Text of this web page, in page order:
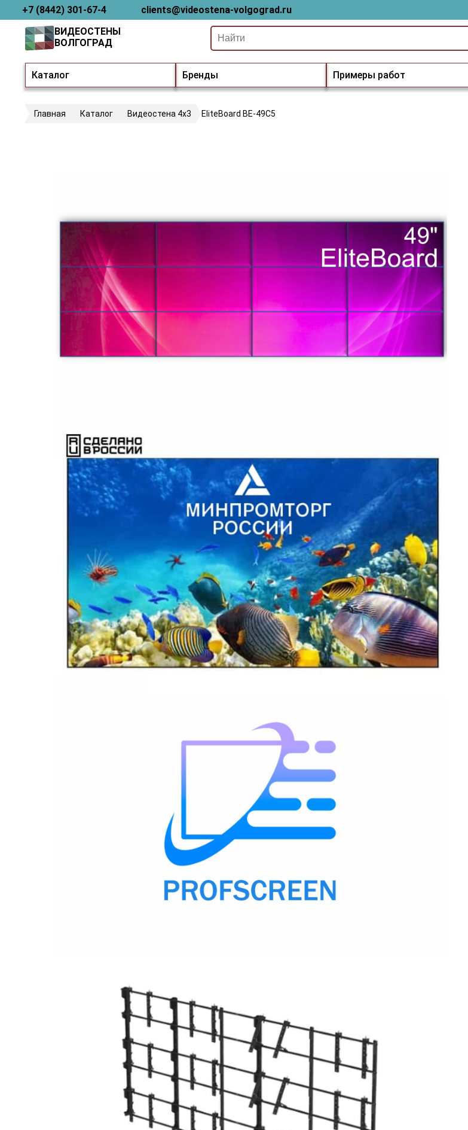
+7 (8442) 301-67-4 clients@videostena-volgograd.ru
Каталог Бренды Примеры работ
ВИДЕОСТЕНЫ
ВОЛГОГРАД
Главная Каталог Видеостена 4х3 EliteBoard BE-49C5